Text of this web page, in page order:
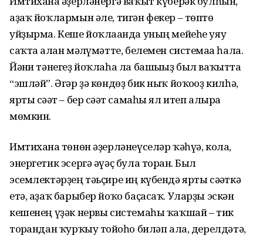
аҙаҡ йоҡлармын әле, тигән фекер – төптө
уйҙырма. Кеше йоҡлағанда уның мейеһе уяу
саҡта алған мәғлүмәтте, белемен системаға һала.
Йәғни тәнегеҙ йоҡлаһа ла башығыҙ был ваҡытта
“эшләй”. Әгәр ҙә көндөҙ бик ныҡ йоҡоғоҙ килһә,
ярты сәғәт – бер сәғәт самаһы ял итеп алырға
мөмкин.
Имтиханға төнөн әҙерләнеүселәр ҡәһүә, кола,
энергетик эсергә әүәҫ була торған. Был
эсемлектәрҙең тәьҫире иң күбендә ярты сәғәткә
етә, аҙаҡ барыбер йоҡо баҫасаҡ. Уларҙы эскән
кешенең үҙәк нервы системаһы ҡаҡшай – тик
торғандан ҡурҡыу тойғоһо биләп ала, дерелдәтә,